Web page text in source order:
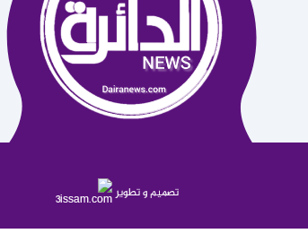
تصميم و تطوير